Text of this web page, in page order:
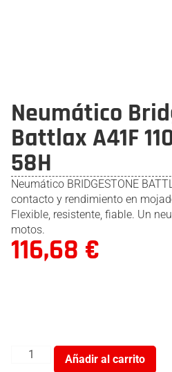
Neumático
Battlax A41F
58H
Neumático BRIDGESTONE
contacto y rendimiento en
Flexible, resistente, fiable. Un
motos.
116,68 €
Añadir al carrito